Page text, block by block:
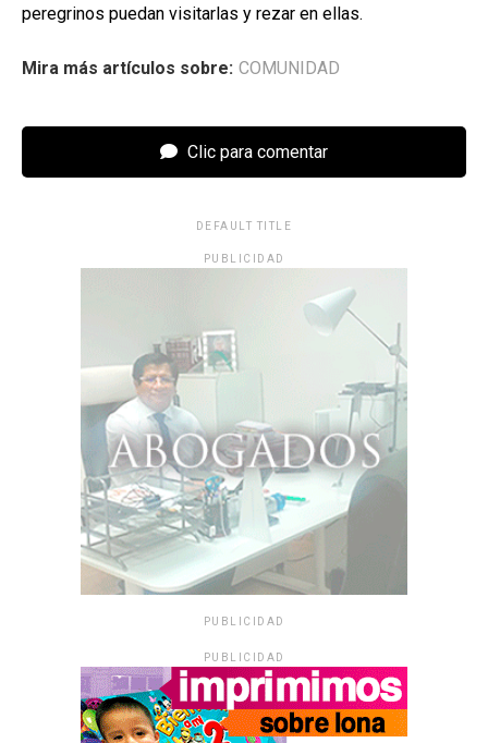
peregrinos puedan visitarlas y rezar en ellas.
Mira más artículos sobre: COMUNIDAD
Clic para comentar
DEFAULT TITLE
PUBLICIDAD
PUBLICIDAD
PUBLICIDAD